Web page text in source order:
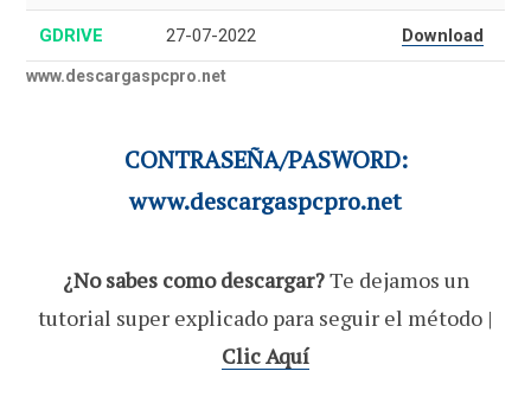
GDRIVE 27-07-2022 Download
www.descargaspcpro.net
CONTRASEÑA/PASWORD:
www.descargaspcpro.net
¿No sabes como descargar?Te dejamos un
tutorial super explicado para seguir el método |
Clic Aquí